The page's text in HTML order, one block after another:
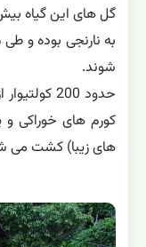
به نارنجی بوده و طی
شوند.
حدود 200
کورم های خوراکی و
های زیبا) کشت می